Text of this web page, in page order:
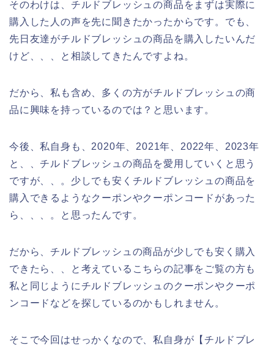
そのわけは、チルドブレッシュの商品をまずは実際に
購入した人の声を先に聞きたかったからです。でも、
先日友達がチルドブレッシュの商品を購入したいんだ
けど、、、と相談してきたんですよね。
だから、私も含め、多くの方がチルドブレッシュの商
品に興味を持っているのでは？と思います。
今後、私自身も、2020年、2021年、2022年、2023年
と、、チルドブレッシュの商品を愛用していくと思う
ですが、、。少しでも安くチルドブレッシュの商品を
購入できるようなクーポンやクーポンコードがあった
ら、、、。と思ったんです。
だから、チルドブレッシュの商品が少しでも安く購入
できたら、、と考えているこちらの記事をご覧の方も
私と同じようにチルドブレッシュのクーポンやクーポ
ンコードなどを探しているのかもしれません。
そこで今回はせっかくなので、私自身が【チルドブレ